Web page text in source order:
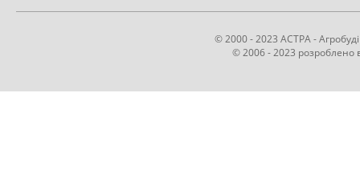
© 2000 - 2023 АСТРА -
© 2006 - 2023 розроблено в